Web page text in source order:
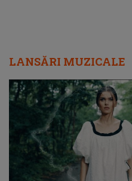
LANSĂRI MUZICALE